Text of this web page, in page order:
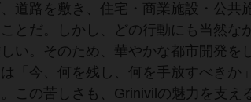
道路を敷き、住宅・商業施設・公共
とだ。しかし、どの行動にも当然な
い。そのため、華やかな都市開発を
「今、何を残し、何を手放すべきか
この苦しさも、Grinivilの魅力を支え